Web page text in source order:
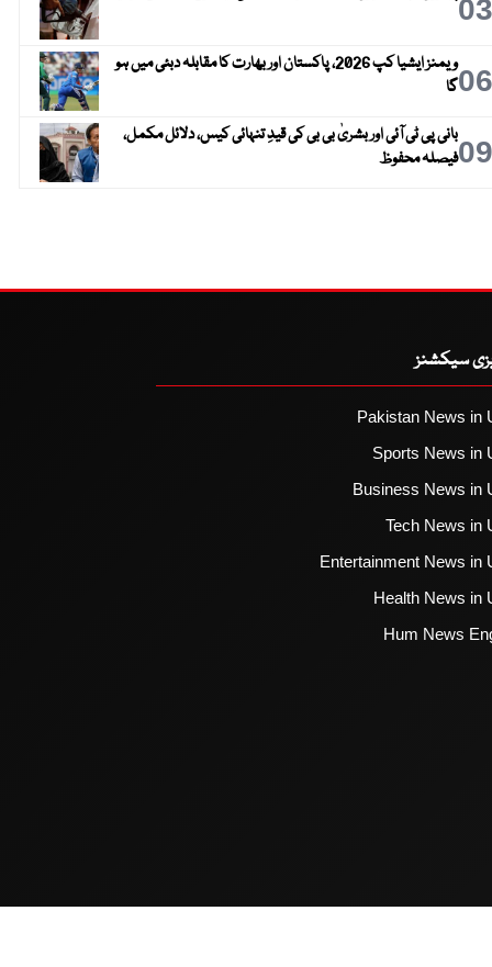
03
06
ویمنز ایشیا کپ 2026، پاکستان اور بھارت کا مقابلہ دبئی میں ہو
گا
09بانی پی ٹی آئی اور بشریٰ بی بی کی قیدِ تنہائی کیس، دلائل مکمل،
فیصلہ محفوظ
سیکشنز
Pakistan News in
Sports News in
Business News in
Tech News in
Entertainment News in
Health News in
Hum News